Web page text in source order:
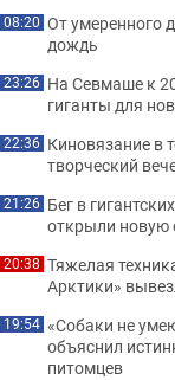
08:20 От умеренного
дождь
23:26 На Севмаше к
гиганты для
22:36 Киновязание в
творческий
21:26 Бег в
открыли новую
20:38 Тяжелая
Арктики»
19:54 «Собаки не
объяснил
питомцев